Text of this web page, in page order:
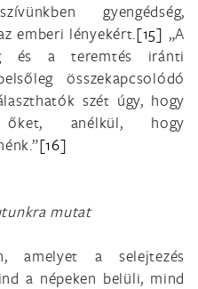
gyengédség,
emberi lényekért.[15] „A
és a teremtés iránti
összekapcsolódó
szét úgy, hogy
őket, anélkül, hogy
[16]
mutat
amelyet a selejtezés
a népeken belüli, mind